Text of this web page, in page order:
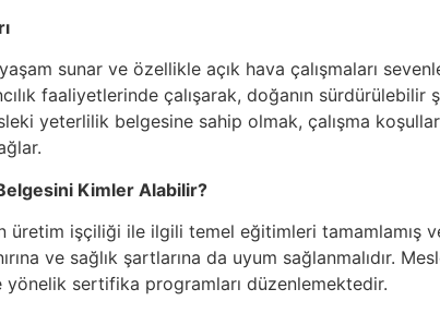
sunar ve özellikle açık hava çalışmaları
faaliyetlerinde çalışarak, doğanın sürdürülebilir
yeterlilik belgesine sahip olmak, çalışma
Kimler Alabilir?
işçiliği ile ilgili temel eğitimleri tamamlamış
ve sağlık şartlarına da uyum sağlanmalıdır.
sertifika programları düzenlemektedir.